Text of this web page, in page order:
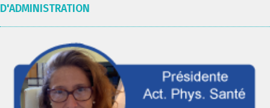
D'ADMINISTRATION